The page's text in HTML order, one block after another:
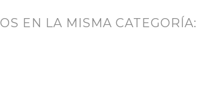
EN LA MISMA CATEGORÍA: